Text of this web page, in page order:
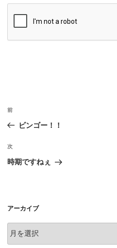
投
ビ
ゲ
ン
前
の
稿
前
ビンゴー！！
次
の
次
時期ですねぇ
アーカイブ
ー